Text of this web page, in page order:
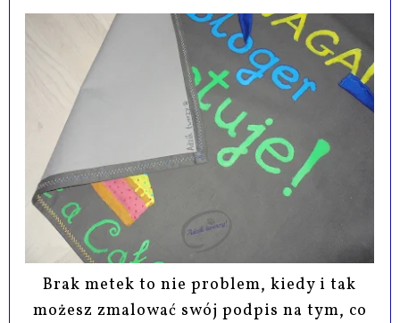
Brak metek to nie problem, kiedy i tak
możesz zmalować swój podpis na tym, co